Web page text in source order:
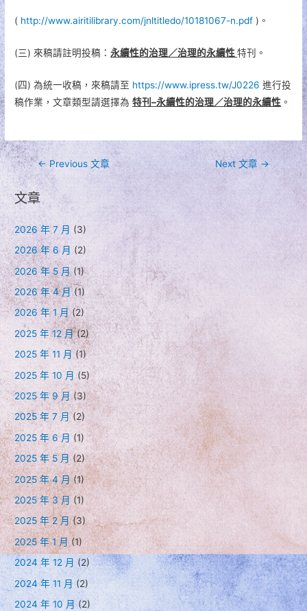
( http://www.airitilibrary.com/jnltitledo/10181067-n.pdf )。
(三) 來稿請註明投稿：永續性的治理／治理的永續性特刊。
(四) 為統一收稿，來稿請至 https://www.ipress.tw/J0226 進行投
稿作業，文章類型請選擇為特刊–永續性的治理／治理的永續性 。
文
章
導
覽
← Previous 文章 Next 文章 →
文章
2026 年 7 月 (3)
2026 年 6 月 (2)
2026 年 5 月(1)
2026 年 4 月(1)
2026 年 1 月(2)
2025 年 12 月(2)
2025 年 11 月(1)
2025 年 10 月(5)
2025 年 9 月(3)
2025 年 7 月(2)
2025 年 6 月 (1)
2025 年 5 月 (2)
2025 年 4 月(1)
2025 年 3 月 (1)
2025 年 2 月(3)
2025 年 1 月(1)
2024 年 12 月 (2)
2024 年 11 月 (2)
2024 年 10 月 (2)